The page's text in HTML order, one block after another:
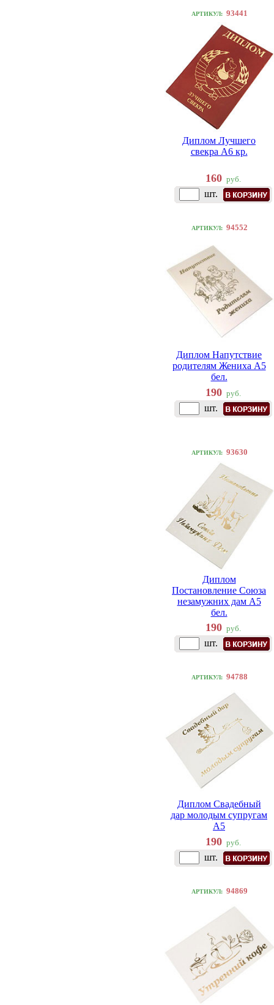
АРТИКУЛ: 93441
Диплом Лучшего
свекра A6 кр.
160 руб.
шт.
АРТИКУЛ: 94552
Диплом Напутствие
родителям Жениха A5
бел.
190 руб.
шт.
АРТИКУЛ: 93630
Диплом
Постановление Союза
незамужних дам A5
бел.
190 руб.
шт.
АРТИКУЛ: 94788
Диплом Свадебный
дар молодым супругам
A5
190 руб.
шт.
АРТИКУЛ: 94869